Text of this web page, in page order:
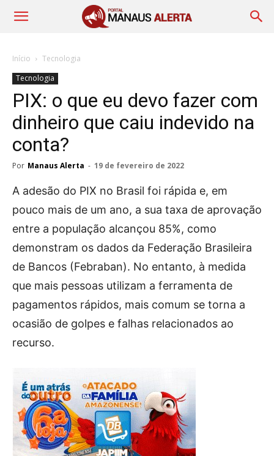
Início
Tecnologia
Tecnologia
PIX: o que eu devo fazer com
dinheiro que caiu indevido na
conta?
Por Manaus Alerta - 19 de fevereiro de 2022
A adesão do PIX no Brasil foi rápida e, em
pouco mais de um ano, a sua taxa de aprovação
entre a população alcançou 85%, como
demonstram os dados da Federação Brasileira
de Bancos (Febraban). No entanto, à medida
que mais pessoas utilizam a ferramenta de
pagamentos rápidos, mais comum se torna a
ocasião de golpes e falhas relacionados ao
recurso.